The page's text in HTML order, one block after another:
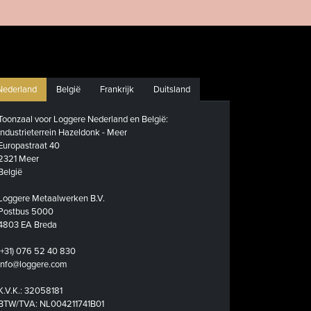
België Frankrijk Duitsland
voor Loggere Nederland en België:
Hazeldonk - Meer
40
Meer
Metaalwerken B.V.
5000
EA Breda
076 52 40 830
32058181
TVA: NL004211741B01